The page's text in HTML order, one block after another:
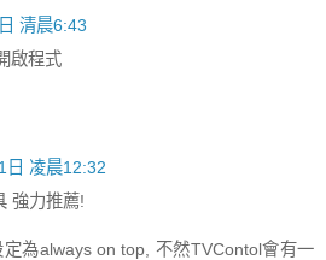
清晨6:43
啟程式
日 凌晨12:32
強力推薦!
定為always on top, 不然TVContol會有一